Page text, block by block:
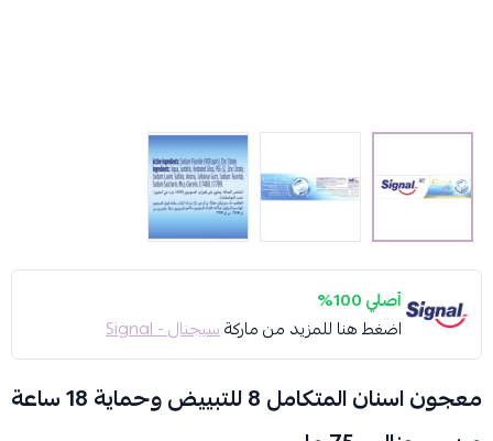
أصلي 100%
اضغط هنا للمزيد من ماركةسيجنال - Signal
معجون اسنان المتكامل 8 للتبييض وحماية 18 ساعة